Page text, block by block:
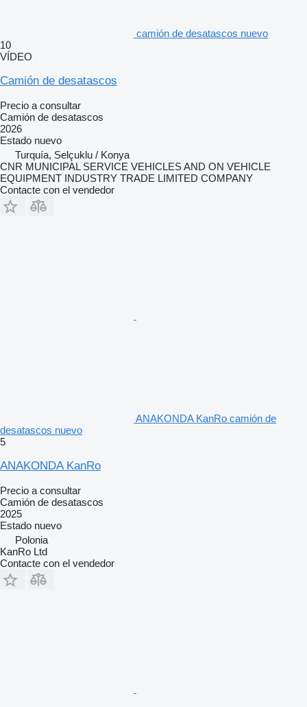
camión de desatascos nuevo
10
VÍDEO
Camión de desatascos
Precio a consultar
Camión de desatascos
2026
Estado nuevo
Turquía, Selçuklu / Konya
CNR MUNICIPAL SERVICE VEHICLES AND ON VEHICLE
EQUIPMENT INDUSTRY TRADE LIMITED COMPANY
Contacte con el vendedor
ANAKONDA KanRo camión de
desatascos nuevo
5
ANAKONDA KanRo
Precio a consultar
Camión de desatascos
2025
Estado nuevo
Polonia
KanRo Ltd
Contacte con el vendedor